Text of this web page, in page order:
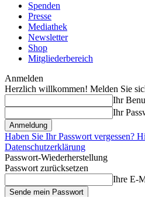
Spenden
Presse
Mediathek
Newsletter
Shop
Mitgliederbereich
Anmelden
Herzlich willkommen! Melden Sie
Ihr
Ihr
Haben Sie Ihr Passwort vergessen?
Datenschutzerklärung
Passwort-Wiederherstellung
Passwort zurücksetzen
Ihre E-